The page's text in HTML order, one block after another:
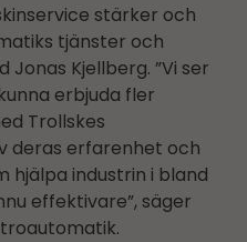
stärker och
tjänster och
Kjellberg. ”Vi ser
erbjuda fler
Trollskes
deras erfarenhet och
hjälpa industrin i bland
effektivare”, säger